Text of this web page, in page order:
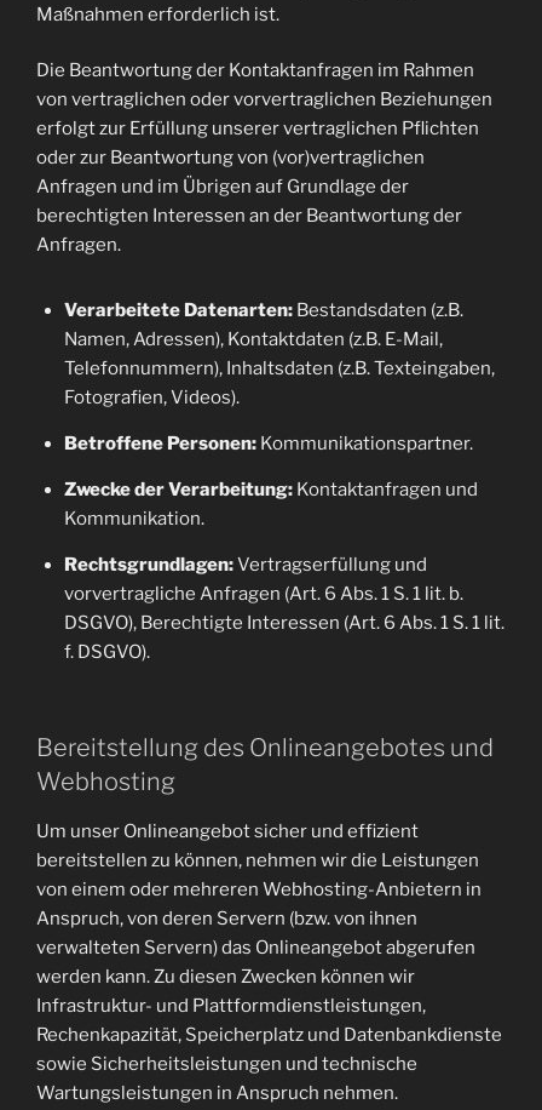
Maßnahmen erforderlich ist.
Die Beantwortung der Kontaktanfragen im Rahmen
von vertraglichen oder vorvertraglichen Beziehungen
erfolgt zur Erfüllung unserer vertraglichen Pflichten
oder zur Beantwortung von (vor)vertraglichen
Anfragen und im Übrigen auf Grundlage der
berechtigten Interessen an der Beantwortung der
Anfragen.
Verarbeitete Datenarten:Bestandsdaten (z.B.
Namen, Adressen), Kontaktdaten (z.B. E-Mail,
Telefonnummern), Inhaltsdaten (z.B. Texteingaben,
Fotografien, Videos).
Betroffene Personen:Kommunikationspartner.
Zwecke der Verarbeitung:Kontaktanfragen und
Kommunikation.
Rechtsgrundlagen:Vertragserfüllung und
vorvertragliche Anfragen (Art. 6 Abs. 1 S. 1 lit. b.
DSGVO), Berechtigte Interessen (Art. 6 Abs. 1 S. 1 lit.
f. DSGVO).
Bereitstellung des Onlineangebotes und
Webhosting
Um unser Onlineangebot sicher und effizient
bereitstellen zu können, nehmen wir die Leistungen
von einem oder mehreren Webhosting-Anbietern in
Anspruch, von deren Servern (bzw. von ihnen
verwalteten Servern) das Onlineangebot abgerufen
werden kann. Zu diesen Zwecken können wir
Infrastruktur- und Plattformdienstleistungen,
Rechenkapazität, Speicherplatz und Datenbankdienste
sowie Sicherheitsleistungen und technische
Wartungsleistungen in Anspruch nehmen.